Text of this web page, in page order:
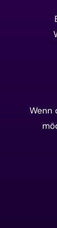
Wenn